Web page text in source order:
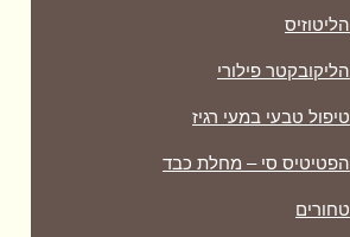
הליטוזיס
הליקובקטר פילורי
טיפול טבעי במעי רגיז
הפטיטיס סי – מחלת כבד
טחורים